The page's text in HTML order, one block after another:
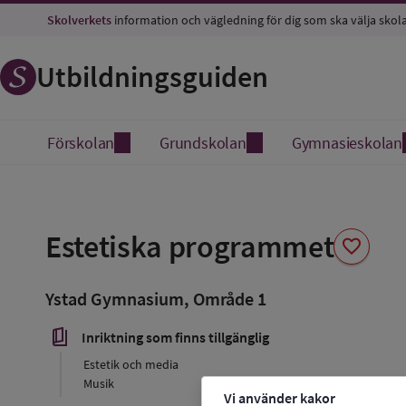
Vi använder kakor
Skolverkets information och vägledning för dig som ska välja
Utbildningsguiden
Förskolan Grundskolan Gymnasieskolan
Estetiska programmet favorite
favorit
Ystad Gymnasium, Område 1
book_5 Inriktning som finns tillgänglig
Estetik och media
Musik